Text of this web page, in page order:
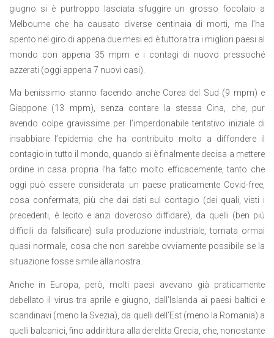
giugno si è purtroppo lasciata sfuggire un grosso focolaio a
Melbourne che ha causato diverse centinaia di morti, ma l’ha
spento nel giro di appena due mesi ed è tuttora tra i migliori paesi al
mondo con appena 35 mpm e i contagi di nuovo pressoché
azzerati (oggi appena 7 nuovi casi).
Ma benissimo stanno facendo anche Corea del Sud (9 mpm) e
Giappone (13 mpm), senza contare la stessa Cina, che, pur
avendo colpe gravissime per l’imperdonabile tentativo iniziale di
insabbiare l’epidemia che ha contribuito molto a diffondere il
contagio in tutto il mondo, quando si è finalmente decisa a mettere
ordine in casa propria l’ha fatto molto efficacemente, tanto che
oggi può essere considerata un paese praticamente Covid-free,
cosa confermata, più che dai dati sul contagio (dei quali, visti i
precedenti, è lecito e anzi doveroso diffidare), da quelli (ben più
difficili da falsificare) sulla produzione industriale, tornata ormai
quasi normale, cosa che non sarebbe ovviamente possibile se la
situazione fosse simile alla nostra.
Anche in Europa, però, molti paesi avevano già praticamente
debellato il virus tra aprile e giugno, dall’Islanda ai paesi baltici e
scandinavi (meno la Svezia), da quelli dell’Est (meno la Romania) a
quelli balcanici, fino addirittura alla derelitta Grecia, che, nonostante